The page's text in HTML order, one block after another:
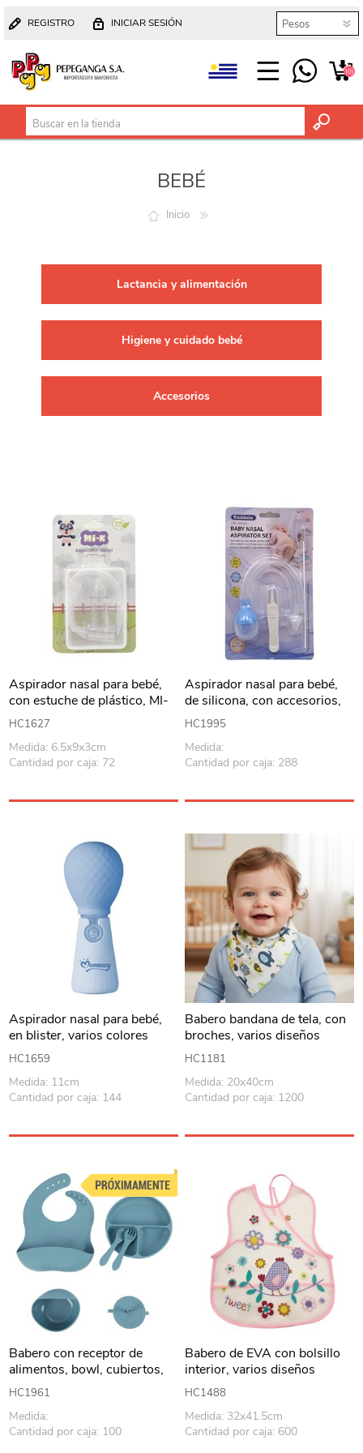
REGISTRO INICIAR SESIÓN
(0)
BEBÉ
Inicio
Lactancia y alimentación
Higiene y cuidado bebé
Accesorios
Aspirador nasal para bebé,
con estuche de plástico, MI-
K, en blister
HC1627
Medida: 6.5x9x3cm
Cantidad por caja: 72
Aspirador nasal para bebé,
de silicona, con accesorios,
en blister, varios colores
HC1995
Medida:
Cantidad por caja: 288
Aspirador nasal para bebé,
en blister, varios colores
MOMEASY
HC1659
Medida: 11cm
Cantidad por caja: 144
Babero bandana de tela, con
broches, varios diseños
HC1181
Medida: 20x40cm
Cantidad por caja: 1200
Babero con receptor de
alimentos, bowl, cubiertos,
vaso con tapa y plato de
silicona, 6 piezas, en caja,
varios colores
HC1961
Medida:
Cantidad por caja: 100
Babero de EVA con bolsillo
interior, varios diseños
HC1488
Medida: 32x41.5cm
Cantidad por caja: 600